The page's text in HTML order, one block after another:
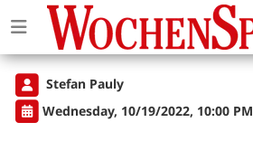
Stefan Pauly
Wednesday, 10/19/2022, 10:00 PM